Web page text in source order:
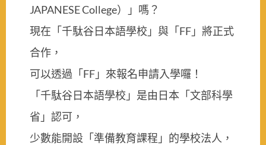
JAPANESE College）」嗎？
現在「千駄谷日本語學校」與「FF 」將正式
合作，
可以透過「FF 」來報名申請入學囉！
「千駄谷日本語學校」是由日本「文部科學
省」認可，
少數能開設「準備教育課程」的學校法人，